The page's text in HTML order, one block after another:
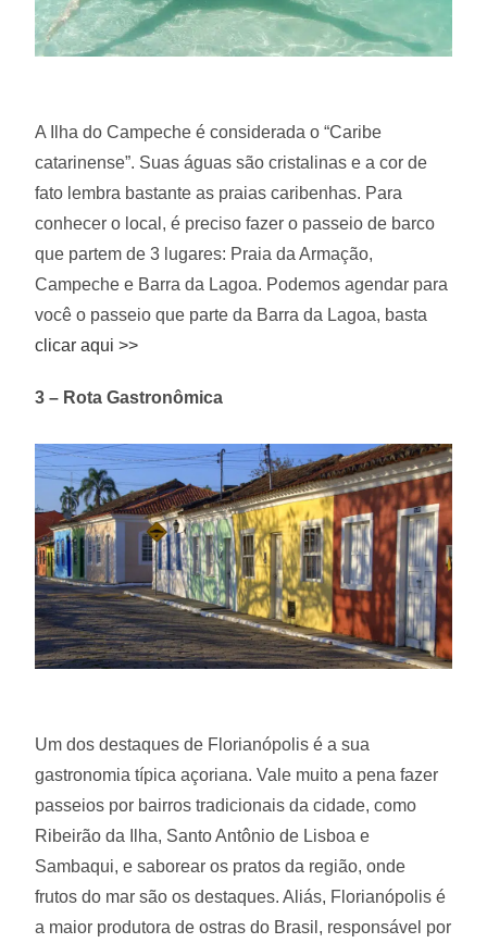
A Ilha do Campeche é considerada o “Caribe
catarinense”. Suas águas são cristalinas e a cor de
fato lembra bastante as praias caribenhas. Para
conhecer o local, é preciso fazer o passeio de barco
que partem de 3 lugares: Praia da Armação,
Campeche e Barra da Lagoa. Podemos agendar para
você o passeio que parte da Barra da Lagoa, basta
clicar aqui >>
3 – Rota Gastronômica
Um dos destaques de Florianópolis é a sua
gastronomia típica açoriana. Vale muito a pena fazer
passeios por bairros tradicionais da cidade, como
Ribeirão da Ilha, Santo Antônio de Lisboa e
Sambaqui, e saborear os pratos da região, onde
frutos do mar são os destaques. Aliás, Florianópolis é
a maior produtora de ostras do Brasil, responsável por